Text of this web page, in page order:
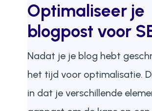
Optimaliseer je
blogpost voor
Nadat je je blog hebt
het tijd voor optimalisatie.
in dat je verschillende